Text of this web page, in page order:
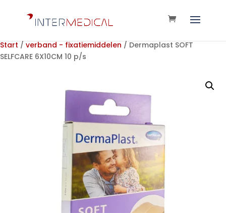
Start / verband - fixatiemiddelen / Dermaplast SOFT
SELFCARE 6X10CM 10 p/s